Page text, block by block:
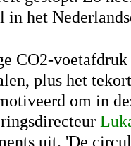
in het
CO2-
plus het
om in
uit. 'De